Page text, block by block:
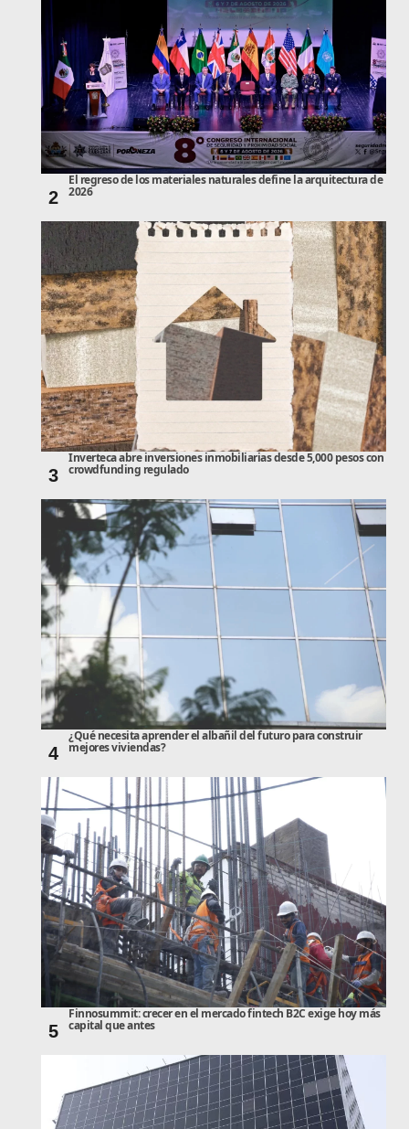
2
El regreso de los materiales naturales define la arquitectura de
2026
3
Inverteca abre inversiones inmobiliarias desde 5,000 pesos con
crowdfunding regulado
4
¿Qué necesita aprender el albañil del futuro para construir
mejores viviendas?
5
Finnosummit: crecer en el mercado fintech B2C exige hoy más
capital que antes